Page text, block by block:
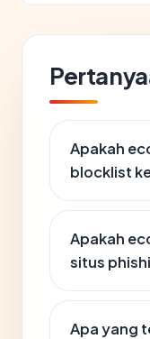
Apakah
blocklist
Apakah
situs
Apa yang